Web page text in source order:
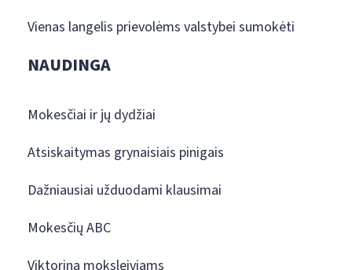
Vienas langelis prievolėms valstybei sumokėti
NAUDINGA
Mokesčiai ir jų dydžiai
Atsiskaitymas grynaisiais pinigais
Dažniausiai užduodami klausimai
Mokesčių ABC
Viktorina moksleiviams